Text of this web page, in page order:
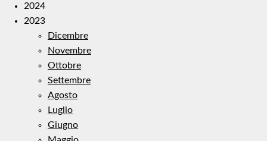
2024
2023
Dicembre
Novembre
Ottobre
Settembre
Agosto
Luglio
Giugno